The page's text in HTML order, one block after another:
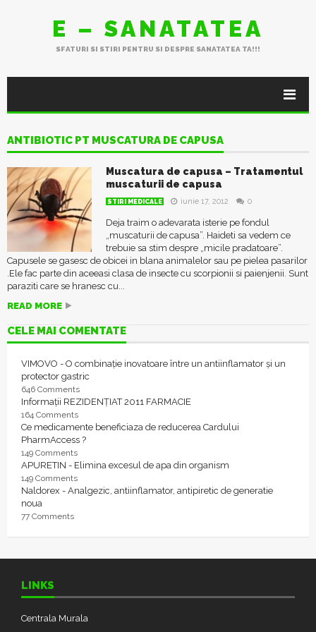
E – SANATATEA
SFATURI SI STIRI PENTRU SI DESPRE SANATATEA TA!!!
ANTIBIOTIC PT MUSCATURA DE CAPUSA
Muscatura de capusa – Tratamentul
muscaturii de capusa
STIRI MEDICALE iunie 17, 2012 0
Deja traim o adevarata isterie pe fondul
„muscaturii de capusa”. Haideti sa vedem ce
trebuie sa stim despre „micile pradatoare”.
Capusele se gasesc de obicei in blana animalelor sau pe pielea pasarilor
.Ele fac parte din aceeasi clasa de insecte cu scorpionii si paienjenii. Sunt
paraziti care se hranesc cu...
READ MORE
CELE MAI COMENTATE
VIMOVO - O combinație inovatoare între un antiinflamator și un
protector gastric
646 Comments
Informații REZIDENȚIAT 2011 FARMACIE
164 Comments
Ce medicamente beneficiaza de reducerea Cardului
PharmAccess ?
149 Comments
APURETIN - Elimina excesul de apa din organism
149 Comments
Naldorex - Analgezic, antiinflamator, antipiretic de generatie
noua
77 Comments
LINKS
Centrala Murala